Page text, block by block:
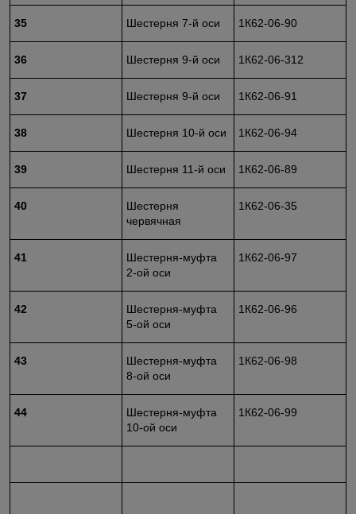
35 Шестерня 7-й оси 1К62-06-90
36 Шестерня 9-й оси 1К62-06-312
37 Шестерня 9-й оси 1К62-06-91
38 Шестерня 10-й оси 1К62-06-94
39 Шестерня 11-й оси 1К62-06-89
40
Шестерня
червячная
1К62-06-35
41
Шестерня-муфта
2-ой оси
1К62-06-97
42
Шестерня-муфта
5-ой оси
1К62-06-96
43
Шестерня-муфта
8-ой оси
1К62-06-98
44
Шестерня-муфта
10-ой оси
1К62-06-99